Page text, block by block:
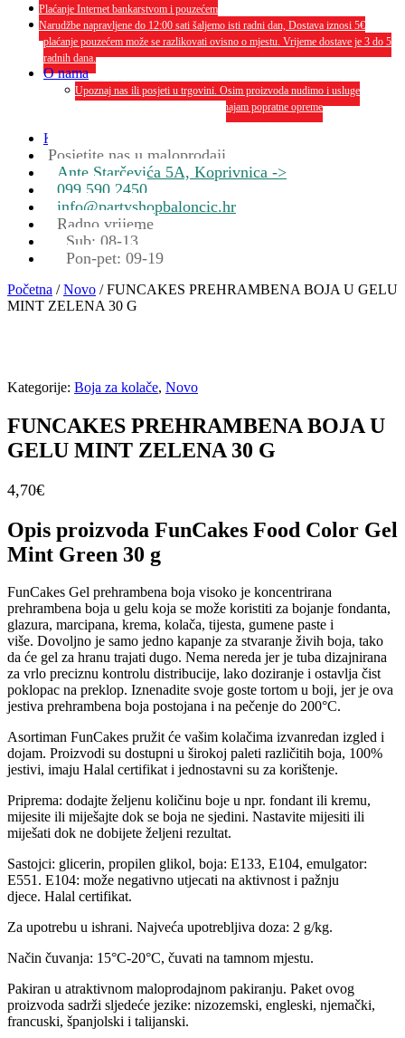
Plaćanje Internet bankarstvom i pouzećem
Narudžbe napravljene do 12:00 sati šaljemo isti radni dan, Dostava iznosi 5€
plaćanje pouzećem može se razlikovati ovisno o mjestu. Vrijeme dostave je 3 do 5
radnih dana.
O nama
Upoznaj nas ili posjeti u trgovini. Osim proizvoda nudimo i usluge
dekoriranja interijera i eksterija te najam popratne opreme
Kontakt
Posjetite nas u maloprodaji
Ante Starčevića 5A, Koprivnica ->
099 590 2450
info@partyshopbaloncic.hr
Radno vrijeme
Sub: 08-13
Pon-pet: 09-19
Početna /Novo / FUNCAKES PREHRAMBENA BOJA U GELU
MINT ZELENA 30 G
Kategorije: Boja za kolače, Novo
FUNCAKES PREHRAMBENA BOJA U
GELU MINT ZELENA 30 G
4,70€
Opis proizvoda FunCakes Food Color Gel
Mint Green 30 g
FunCakes Gel prehrambena boja visoko je koncentrirana
prehrambena boja u gelu koja se može koristiti za bojanje fondanta,
glazura, marcipana, krema, kolača, tijesta, gumene paste i
više. Dovoljno je samo jedno kapanje za stvaranje živih boja, tako
da će gel za hranu trajati dugo. Nema nereda jer je tuba dizajnirana
za vrlo preciznu kontrolu distribucije, lako doziranje i ostavlja čist
poklopac na preklop. Iznenadite svoje goste tortom u boji, jer je ova
jestiva prehrambena boja postojana i na pečenje do 200°C.
Asortiman FunCakes pružit će vašim kolačima izvanredan izgled i
dojam. Proizvodi su dostupni u širokoj paleti različitih boja, 100%
jestivi, imaju Halal certifikat i jednostavni su za korištenje.
Priprema: dodajte željenu količinu boje u npr. fondant ili kremu,
mijesite ili miješajte dok se boja ne sjedini. Nastavite mijesiti ili
miješati dok ne dobijete željeni rezultat.
Sastojci: glicerin, propilen glikol, boja: E133, E104, emulgator:
E551. E104: može negativno utjecati na aktivnost i pažnju
djece. Halal certifikat.
Za upotrebu u ishrani. Najveća upotrebljiva doza: 2 g/kg.
Način čuvanja: 15°C-20°C, čuvati na tamnom mjestu.
Pakiran u atraktivnom maloprodajnom pakiranju. Paket ovog
proizvoda sadrži sljedeće jezike: nizozemski, engleski, njemački,
francuski, španjolski i talijanski.